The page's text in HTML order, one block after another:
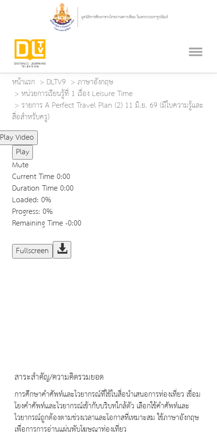
หน้าแรก DLTV9
ภาษาอังกฤษ
หน่วยการเรียนรู้ที่ 1 เรื่อง Leisure Time
รายการ A Perfect Travel Plan (2) 11 มิ.ย. 69 (มีใบความรู้และ
สื่อสำหรับครู)
Play Video
Play
Mute
Current Time0:00
Duration Time0:00
Loaded: 0%
Progress: 0%
Remaining Time-0:00
Fullscreen
สาระสำคัญ/ความคิดรวมยอด
การศึกษาคำศัพท์และไวยากรณ์ที่ใช้ในสื่อนำเสนอการท่องเที่ยว เชื่อม
โยงคำศัพท์และไวยากรณ์เข้ากับบริบทใกล้ตัว เลือกใช้คำศัพท์และ
ไวยากรณ์ถูกต้องตามช่วงเวลาและโอกาสที่เหมาะสม ใช้ภาษาอังกฤษ
เพื่อการการอ่านแผ่นพับโฆษณาท่องเที่ยว